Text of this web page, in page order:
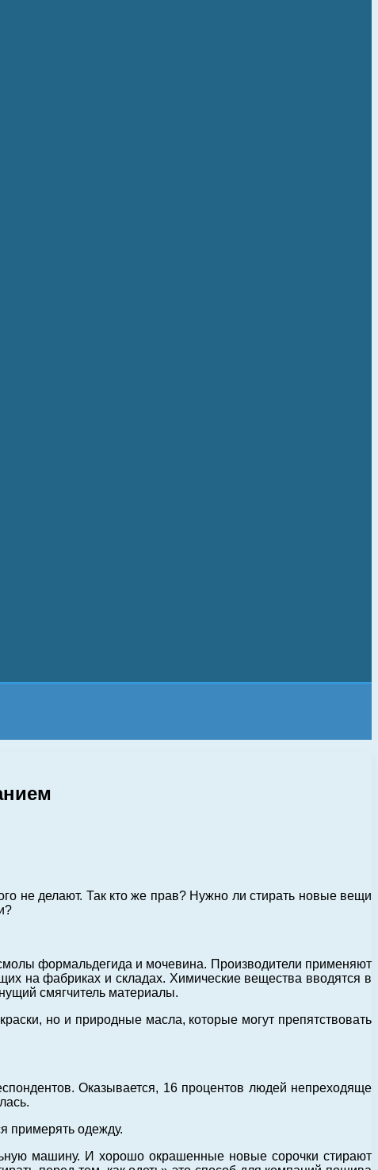
не делают. Так кто же прав? Нужно ли стирать новые вещи
формальдегида и мочевина. Производители применяют
на фабриках и складах. Химические вещества вводятся в
смягчитель материалы.
но и природные масла, которые могут препятствовать
Оказывается, 16 процентов людей непреходяще
примерять одежду.
машину. И хорошо окрашенные новые сорочки стирают